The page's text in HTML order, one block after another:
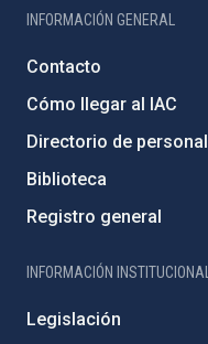
INFORMACIÓN GENERAL
Contacto
Cómo llegar al IAC
Directorio de personal
Biblioteca
Registro general
INFORMACIÓN INSTITUCIONAL
Legislación